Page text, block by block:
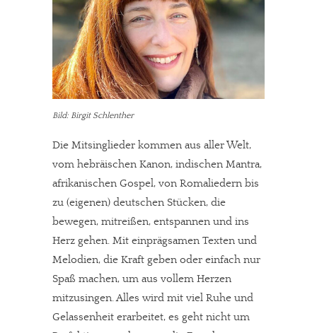
Bild: Birgit Schlenther
Die Mitsinglieder kommen aus aller Welt,
vom hebräischen Kanon, indischen Mantra,
afrikanischen Gospel, von Romaliedern bis
zu (eigenen) deutschen Stücken, die
bewegen, mitreißen, entspannen und ins
Herz gehen. Mit einprägsamen Texten und
Melodien, die Kraft geben oder einfach nur
Spaß machen, um aus vollem Herzen
mitzusingen. Alles wird mit viel Ruhe und
Gelassenheit erarbeitet, es geht nicht um